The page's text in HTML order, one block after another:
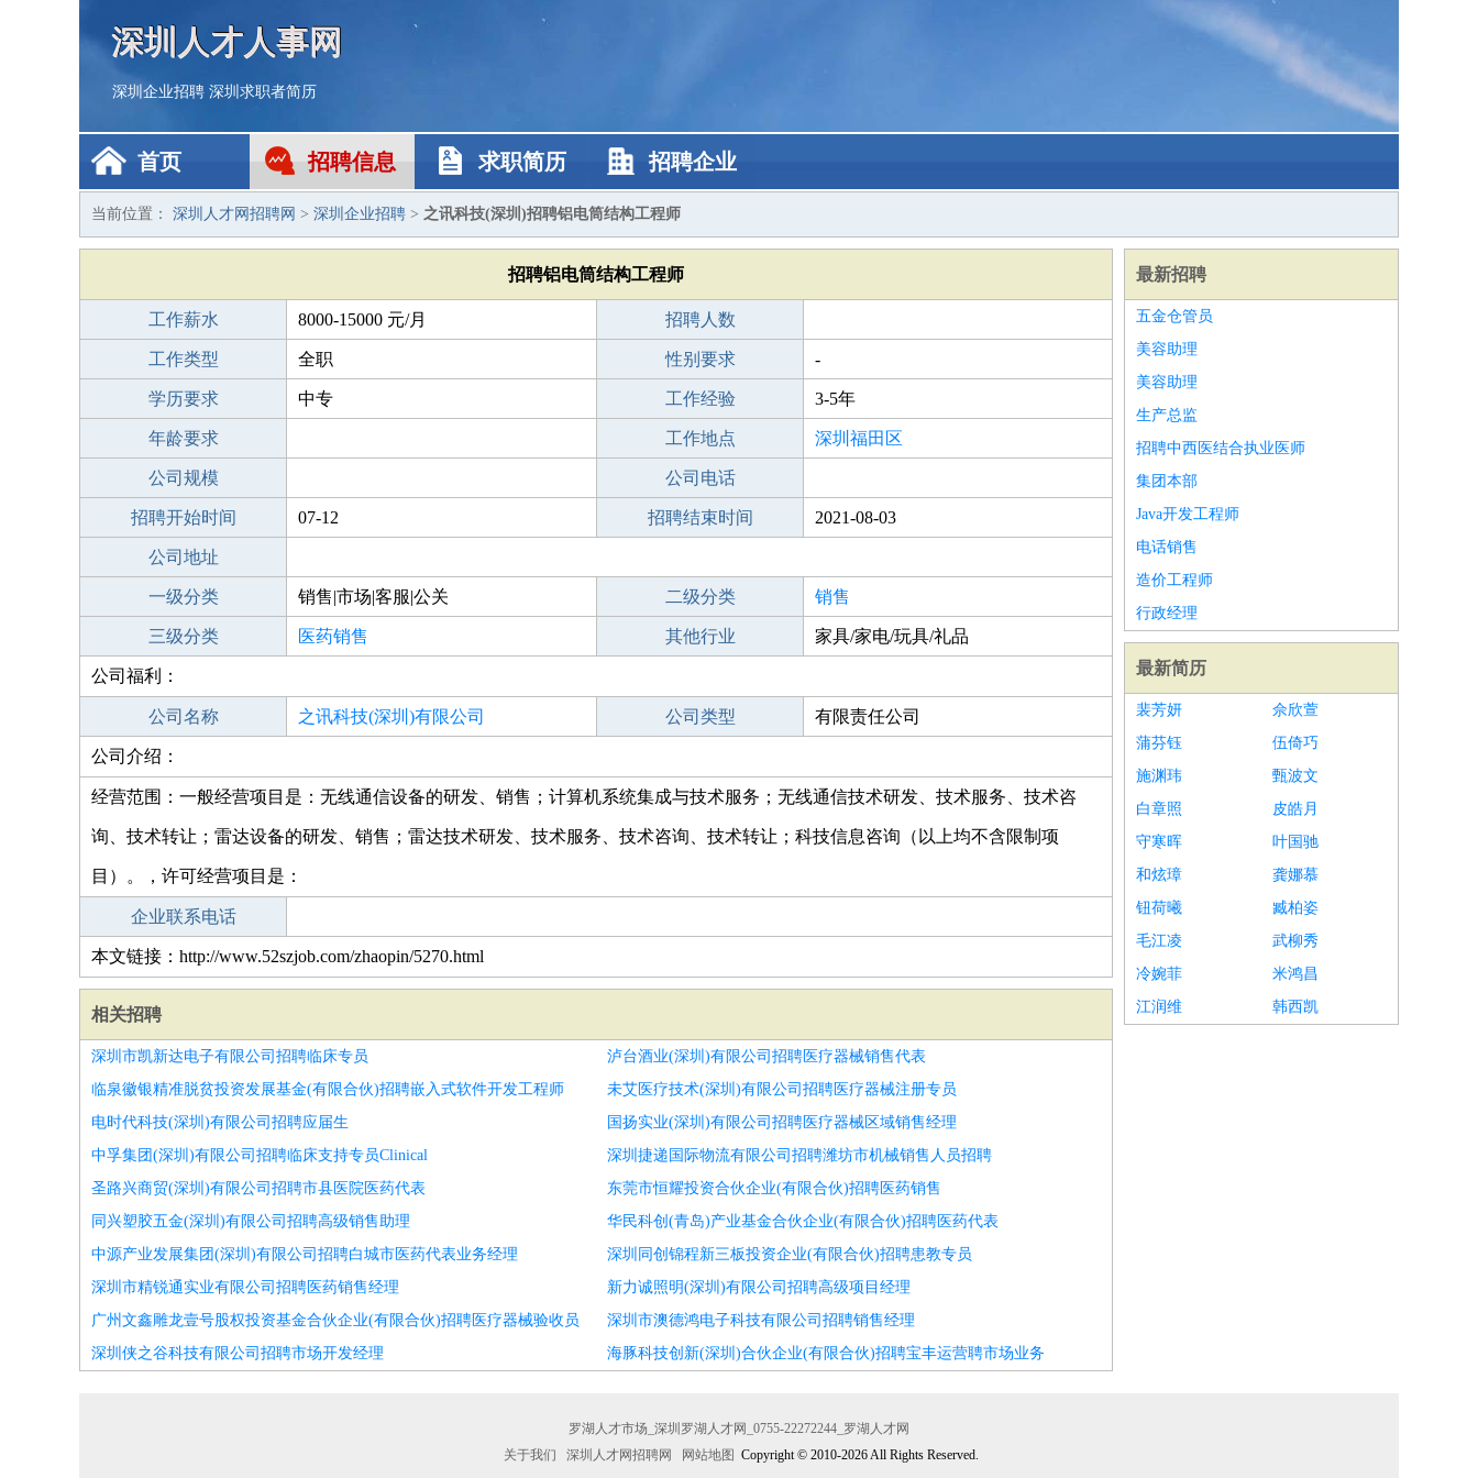
深圳人才人事网
深圳企业招聘 深圳求职者简历
首页 招聘信息 求职简历 招聘企业
当前位置： 深圳人才网招聘网 > 深圳企业招聘 > 之讯科技(深圳)招聘铝电筒结构工程师
招聘铝电筒结构工程师
工作薪水 8000-15000 元/月 招聘人数
工作类型 全职 性别要求 -
学历要求 中专 工作经验 3-5年
年龄要求 工作地点 深圳福田区
公司规模 公司电话
招聘开始时间 07-12 招聘结束时间 2021-08-03
公司地址
一级分类 销售|市场|客服|公关 二级分类 销售
三级分类 医药销售 其他行业 家具/家电/玩具/礼品
公司福利：
公司名称 之讯科技(深圳)有限公司 公司类型 有限责任公司
公司介绍：
经营范围：一般经营项目是：无线通信设备的研发、销售；计算机系统集成与技术服务；无线通信技术研发、技术服务、技术咨
询、技术转让；雷达设备的研发、销售；雷达技术研发、技术服务、技术咨询、技术转让；科技信息咨询（以上均不含限制项
目）。，许可经营项目是：
企业联系电话
本文链接：http://www.52szjob.com/zhaopin/5270.html
相关招聘
深圳市凯新达电子有限公司招聘临床专员
泸台酒业(深圳)有限公司招聘医疗器械销售代表
临泉徽银精准脱贫投资发展基金(有限合伙)招聘嵌入式软件开发工程师
未艾医疗技术(深圳)有限公司招聘医疗器械注册专员
电时代科技(深圳)有限公司招聘应届生
国扬实业(深圳)有限公司招聘医疗器械区域销售经理
中孚集团(深圳)有限公司招聘临床支持专员Clinical
深圳捷递国际物流有限公司招聘潍坊市机械销售人员招聘
圣路兴商贸(深圳)有限公司招聘市县医院医药代表
东莞市恒耀投资合伙企业(有限合伙)招聘医药销售
同兴塑胶五金(深圳)有限公司招聘高级销售助理
华民科创(青岛)产业基金合伙企业(有限合伙)招聘医药代表
中源产业发展集团(深圳)有限公司招聘白城市医药代表业务经理
深圳同创锦程新三板投资企业(有限合伙)招聘患教专员
深圳市精锐通实业有限公司招聘医药销售经理
新力诚照明(深圳)有限公司招聘高级项目经理
广州文鑫雕龙壹号股权投资基金合伙企业(有限合伙)招聘医疗器械验收员
深圳市澳德鸿电子科技有限公司招聘销售经理
深圳侠之谷科技有限公司招聘市场开发经理
海豚科技创新(深圳)合伙企业(有限合伙)招聘宝丰运营聘市场业务
最新招聘
五金仓管员
美容助理
美容助理
生产总监
招聘中西医结合执业医师
集团本部
Java开发工程师
电话销售
造价工程师
行政经理
最新简历
裴芳妍
佘欣萱
蒲芬钰
伍倚巧
施渊玮
甄波文
白章照
皮皓月
守寒晖
叶国驰
和炫璋
龚娜慕
钮荷曦
臧柏姿
毛江凌
武柳秀
冷婉菲
米鸿昌
江润维
韩西凯
罗湖人才市场_深圳罗湖人才网_0755-22272244_罗湖人才网
关于我们
深圳人才网招聘网 网站地图 Copyright © 2010-2026 All Rights Reserved.